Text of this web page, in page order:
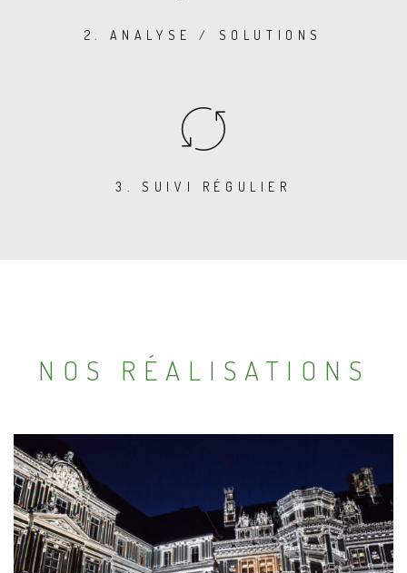
2. ANALYSE / SOLUTIONS
3. SUIVI RÉGULIER
NOS RÉALISATIONS